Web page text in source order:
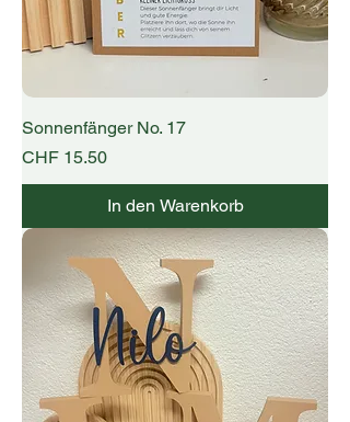
Sonnenfänger No. 17
Preis
CHF 15.50
In den Warenkorb